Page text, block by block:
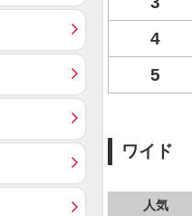
4
5
ワイド
人気